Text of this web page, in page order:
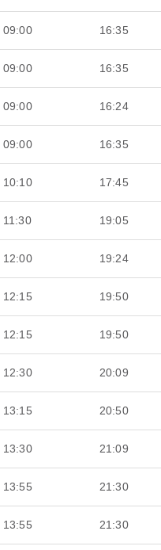
09:00 16:35
09:00 16:35
09:00 16:24
09:00 16:35
10:10 17:45
11:30 19:05
12:00 19:24
12:15 19:50
12:15 19:50
12:30 20:09
13:15 20:50
13:30 21:09
13:55 21:30
13:55 21:30